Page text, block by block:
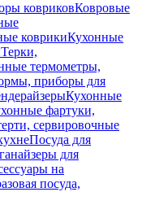
ковриковКовровые
коврикиКухонные
Терки,
термометры,
приборы для
Кухонные
фартуки,
сервировочные
Посуда для
для
на
посуда,